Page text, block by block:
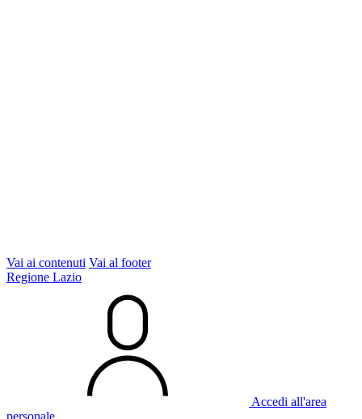
Vai ai contenuti Vai al footer
Regione Lazio
Accedi all'area
personale